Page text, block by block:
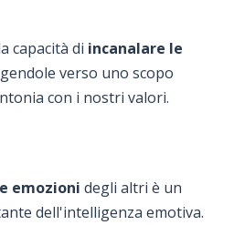
capacità di incanalare le
verso uno scopo
con i nostri valori.
emozioni degli altri è un
dell'intelligenza emotiva.